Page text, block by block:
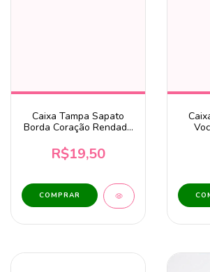
Caixa Tampa Sapato
Borda Coração Rendado
R$19,50